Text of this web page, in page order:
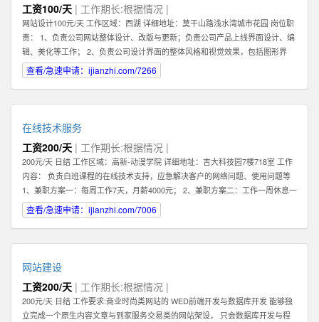
工资100/天 | 工作期长:根据情况 |
网站设计100元/天 工作区域：西湖 详细地址：莫干山路浅水湾城市花园 岗位职
责： 1、负责公司网站整体设计、改版与更新；负责公司产品上线界面设计、编
辑、美化等工作； 2、负责公司设计界面的整体风格和视觉效果，包括图形界
面，交互设计，logo及icon设计等； 3、熟练把握网页各元素和要件，能够独立
进行网站美工布局的设计； 4、不断完善和熟悉，负责网站整体架构的设计和网
的收集、整理、汇总、归档等工作，为公司各项目的成功开发提供优质素材；
6、负责公司产品包括网页和手机应用程序等的人机交互界面设计，提高用户使
用体验； 7、根据项目具体要求解决各类UI设计和优化问题。 职位要求： 1、一
年以上相关专业工作经验。 2、熟练使用设计工具如Photoshop，Illustrator，
Flash等；掌握HTML，XHTML，CSS，XML，JavaScrip等常用语言软件。 3、
具有丰富的视觉创作经验和独到的审美修养 4、具备优秀的网站整体策划、设计
能力,有丰富的网页设计经验. 有意向的请直接电话联系，附上您的案例作品。
查看/急速申请：ijianzhi.com/7266
在线技术服务
工资200/天 | 工作期长:根据情况 |
200元/天 日结 工作区域：高新-动漫学院 详细地址：吉大科技园7楼718室 工作
内容： 负责白班课程的在线技术支持，应急解决客户的网络问题、使用问题等
1、兼职方案一：每周工作7天，月薪4000元； 2、兼职方案二：工作一周休息一
周，月薪2000元 3、7月9日开始正式上班 4、兼职大学生暑假打工优先考虑 联
系方式 王先生
查看/急速申请：ijianzhi.com/7006
网站建设
工资200/天 | 工作期长:根据情况 |
200元/天 日结 工作要求:商业时尚类网站的 WED前端开发与数据库开发 能够独
立完成一个原生内容文章与到家服务交易类的网站架设， 只会数据库开发与程